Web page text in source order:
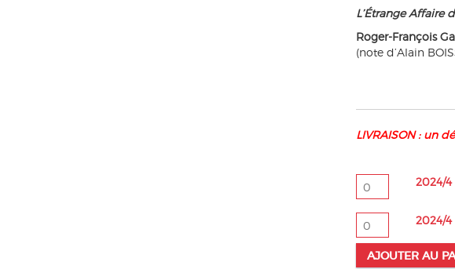
L’Étrange Affaire
Roger-François
(note d’Alain
LIVRAISON : un
quantité
de
2024/4
n°
184
2024/4
quantité
de
2024/4
-
2024/4
AJOUTER AU